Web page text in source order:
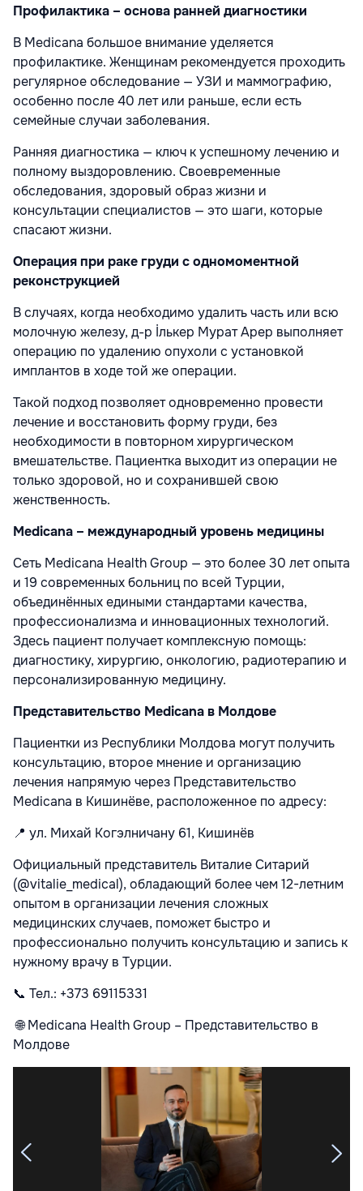
Профилактика – основа ранней диагностики
В Medicana большое внимание уделяется
профилактике. Женщинам рекомендуется проходить
регулярное обследование — УЗИ и маммографию,
особенно после 40 лет или раньше, если есть
семейные случаи заболевания.
Ранняя диагностика — ключ к успешному лечению и
полному выздоровлению. Своевременные
обследования, здоровый образ жизни и
консультации специалистов — это шаги, которые
спасают жизни.
Операция при раке груди с одномоментной
реконструкцией
В случаях, когда необходимо удалить часть или всю
молочную железу, д-р İлькер Мурат Арер выполняет
операцию по удалению опухоли с установкой
имплантов в ходе той же операции.
Такой подход позволяет одновременно провести
лечение и восстановить форму груди, без
необходимости в повторном хирургическом
вмешательстве. Пациентка выходит из операции не
только здоровой, но и сохранившей свою
женственность.
Medicana – международный уровень медицины
Сеть Medicana Health Group — это более 30 лет опыта
и 19 современных больниц по всей Турции,
объединённых едиными стандартами качества,
профессионализма и инновационных технологий.
Здесь пациент получает комплексную помощь:
диагностику, хирургию, онкологию, радиотерапию и
персонализированную медицину.
Представительство Medicana в Молдове
Пациентки из Республики Молдова могут получить
консультацию, второе мнение и организацию
лечения напрямую через Представительство
Medicana в Кишинёве, расположенное по адресу:
📍 ул. Михай Когэлничану 61, Кишинёв
Официальный представитель Виталие Ситарий
(@vitalie_medical), обладающий более чем 12-летним
опытом в организации лечения сложных
медицинских случаев, поможет быстро и
профессионально получить консультацию и запись к
нужному врачу в Турции.
📞 Тел.: +373 69115331
🌐 Medicana Health Group – Представительство в
Молдове